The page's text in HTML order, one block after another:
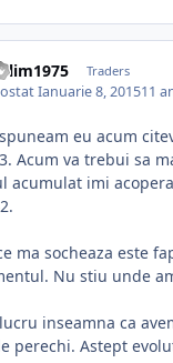
Traders
Ianuarie 8, 201511
eu acum
Acum va trebui sa
acumulat imi
ma socheaza este
Nu stiu unde
inseamna ca
perechi. Astept